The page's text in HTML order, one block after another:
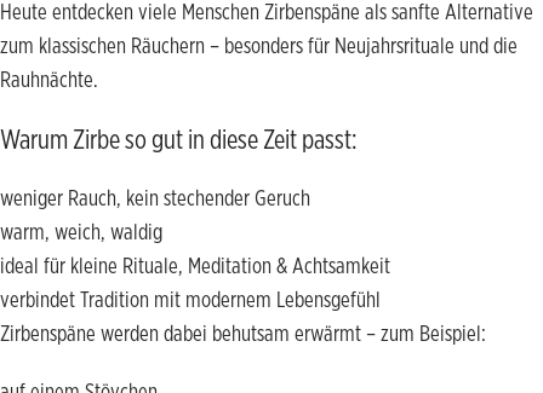
Heute entdecken viele Menschen Zirbenspäne als sanfte Alternative
zum klassischen Räuchern – besonders für Neujahrsrituale und die
Rauhnächte.
Warum Zirbe so gut in diese Zeit passt:
weniger Rauch, kein stechender Geruch
warm, weich, waldig
ideal für kleine Rituale, Meditation & Achtsamkeit
verbindet Tradition mit modernem Lebensgefühl
Zirbenspäne werden dabei behutsam erwärmt – zum Beispiel: